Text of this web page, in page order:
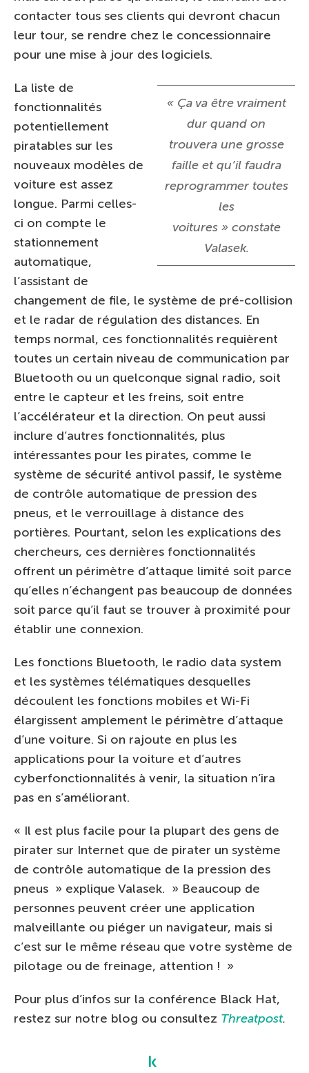
contacter tous ses clients qui devront chacun
leur tour, se rendre chez le concessionnaire
pour une mise à jour des logiciels.
« Ça va être vraiment
dur quand on
trouvera une grosse
faille et qu’il faudra
reprogrammer toutes
les
voitures » constate
Valasek.
La liste de
fonctionnalités
potentiellement
piratables sur les
nouveaux modèles de
voiture est assez
longue. Parmi celles-
ci on compte le
stationnement
automatique,
l’assistant de
changement de file, le système de pré-collision
et le radar de régulation des distances. En
temps normal, ces fonctionnalités requièrent
toutes un certain niveau de communication par
Bluetooth ou un quelconque signal radio, soit
entre le capteur et les freins, soit entre
l’accélérateur et la direction. On peut aussi
inclure d’autres fonctionnalités, plus
intéressantes pour les pirates, comme le
système de sécurité antivol passif, le système
de contrôle automatique de pression des
pneus, et le verrouillage à distance des
portières. Pourtant, selon les explications des
chercheurs, ces dernières fonctionnalités
offrent un périmètre d’attaque limité soit parce
qu’elles n’échangent pas beaucoup de données
soit parce qu’il faut se trouver à proximité pour
établir une connexion.
Les fonctions Bluetooth, le radio data system
et les systèmes télématiques desquelles
découlent les fonctions mobiles et Wi-Fi
élargissent amplement le périmètre d’attaque
d’une voiture. Si on rajoute en plus les
applications pour la voiture et d’autres
cyberfonctionnalités à venir, la situation n’ira
pas en s’améliorant.
« Il est plus facile pour la plupart des gens de
pirater sur Internet que de pirater un système
de contrôle automatique de la pression des
pneus » explique Valasek. » Beaucoup de
personnes peuvent créer une application
malveillante ou piéger un navigateur, mais si
c’est sur le même réseau que votre système de
pilotage ou de freinage, attention ! »
Pour plus d’infos sur la conférence Black Hat,
restez sur notre blog ou consultez Threatpost.